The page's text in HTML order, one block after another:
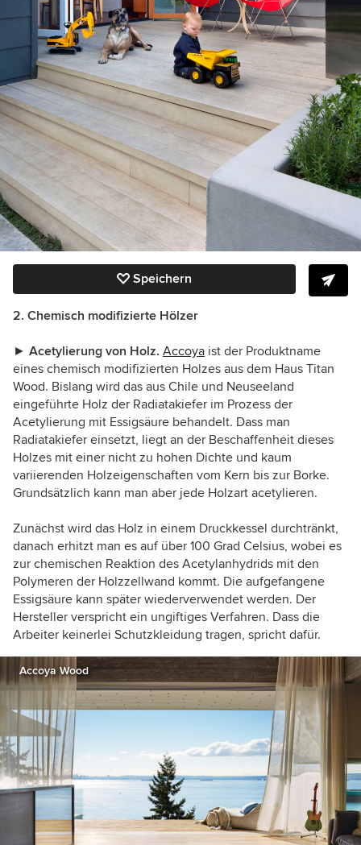
Speichern
2. Chemisch modifizierte Hölzer
► Acetylierung von Holz. Accoya ist der Produktname
eines chemisch modifizierten Holzes aus dem Haus Titan
Wood. Bislang wird das aus Chile und Neuseeland
eingeführte Holz der Radiatakiefer im Prozess der
Acetylierung mit Essigsäure behandelt. Dass man
Radiatakiefer einsetzt, liegt an der Beschaffenheit dieses
Holzes mit einer nicht zu hohen Dichte und kaum
variierenden Holzeigenschaften vom Kern bis zur Borke.
Grundsätzlich kann man aber jede Holzart acetylieren.
Zunächst wird das Holz in einem Druckkessel durchtränkt,
danach erhitzt man es auf über 100 Grad Celsius, wobei es
zur chemischen Reaktion des Acetylanhydrids mit den
Polymeren der Holzzellwand kommt. Die aufgefangene
Essigsäure kann später wiederverwendet werden. Der
Hersteller verspricht ein ungiftiges Verfahren. Dass die
Arbeiter keinerlei Schutzkleidung tragen, spricht dafür.
Accoya Wood